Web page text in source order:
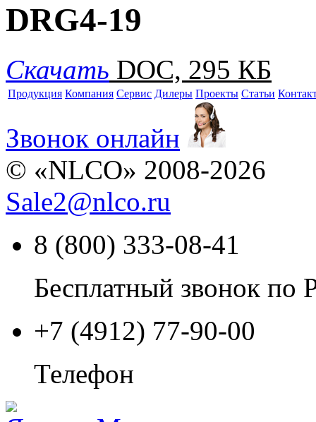
DRG4-19
Скачать DOC, 295 КБ
Продукция Компания Сервис Дилеры Проекты Статьи
Звонок онлайн
© «NLCO» 2008-2026
Sale2@nlco.ru
8 (800) 333-08-41
Бесплатный звонок по
+7 (4912) 77-90-00
Телефон